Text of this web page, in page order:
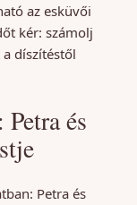
az esküvői
kér: számolj
díszítéstől
és
Petra és